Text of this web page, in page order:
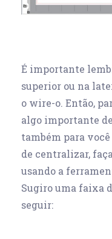
É importante
superior ou na
o wire-o. Então,
algo importante
também para
de centralizar,
usando a
Sugiro uma faixa
seguir: